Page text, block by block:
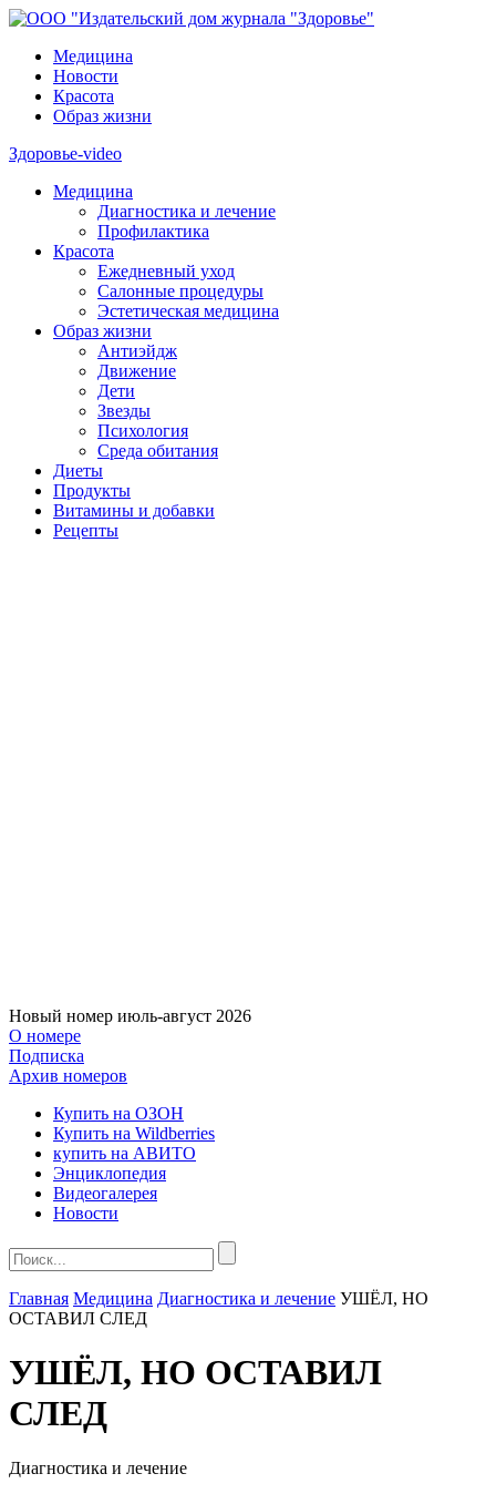
Медицина
Новости
Красота
Образ жизни
Здоровье-video
Медицина
Диагностика и лечение
Профилактика
Красота
Ежедневный уход
Салонные процедуры
Эстетическая медицина
Образ жизни
Антиэйдж
Движение
Дети
Звезды
Психология
Среда обитания
Диеты
Продукты
Витамины и добавки
Рецепты
Новый номер июль-август 2026
О номере
Подписка
Архив номеров
Купить на ОЗОН
Купить на Wildberries
купить на АВИТО
Энциклопедия
Видеогалерея
Новости
Главная Медицина Диагностика и лечение УШЁЛ, НО
ОСТАВИЛ СЛЕД
УШЁЛ, НО ОСТАВИЛ
СЛЕД
Диагностика и лечение